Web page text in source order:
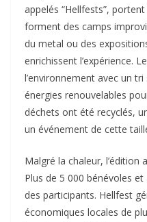
appelés “Hellfests”,
forment des camps
du metal ou des
enrichissent l’expérience.
l’environnement avec un
énergies renouvelables
déchets ont été recyclés,
un événement de cette
Malgré la chaleur, l’édition
Plus de 5 000 bénévoles
des participants. Hellfest
économiques locales de